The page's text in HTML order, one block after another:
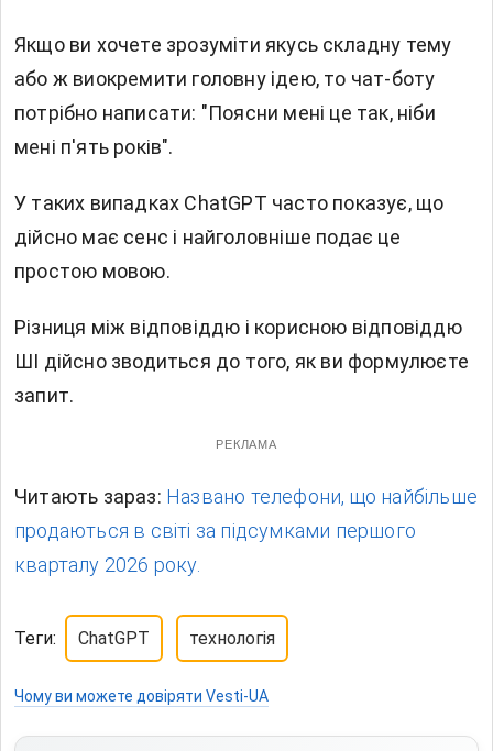
Якщо ви хочете зрозуміти якусь складну тему
або ж виокремити головну ідею, то чат-боту
потрібно написати: "Поясни мені це так, ніби
мені п'ять років".
У таких випадках ChatGPT часто показує, що
дійсно має сенс і найголовніше подає це
простою мовою.
Різниця між відповіддю і корисною відповіддю
ШІ дійсно зводиться до того, як ви формулюєте
запит.
РЕКЛАМА
Читають зараз: Названо телефони, що найбільше
продаються в світі за підсумками першого
кварталу 2026 року.
Теги: ChatGPT технологія
Чому ви можете довіряти Vesti-UA